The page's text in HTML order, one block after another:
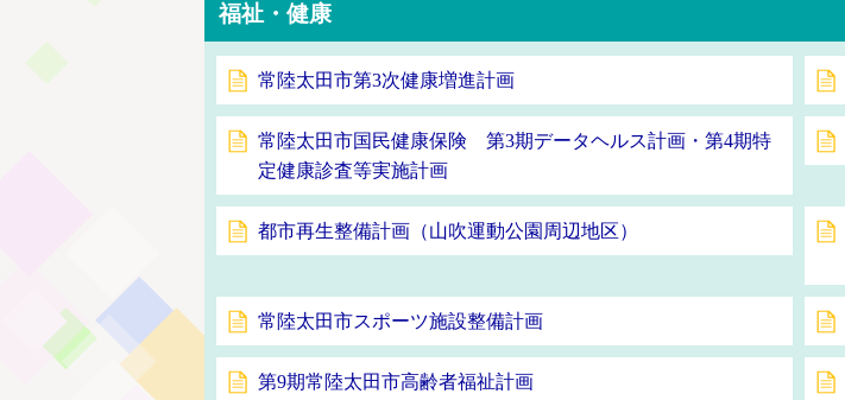
福祉・健康
常陸太田市第3次健康増進計画
常陸太田市国民健康保険 第3期データヘルス計画・第4期特
定健康診査等実施計画
都市再生整備計画（山吹運動公園周辺地区）
常陸太田市スポーツ施設整備計画
第9期常陸太田市高齢者福祉計画